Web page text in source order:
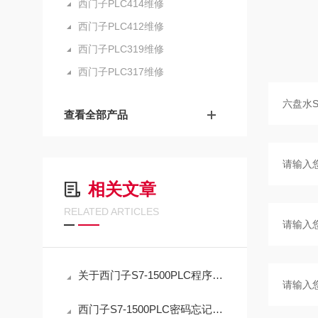
西门子PLC414维修
西门子PLC412维修
西门子PLC319维修
西门子PLC317维修
查看全部产品
相关文章
RELATED ARTICLES
关于西门子S7-1500PLC程序密码忘记解密方法
西门子S7-1500PLC密码忘记解密应急指南：正确复位流程与数据取舍